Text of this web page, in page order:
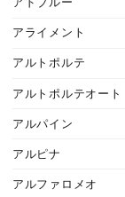
アドブルー
アライメント
アルトポルテ
アルトポルテオート
アルパイン
アルピナ
アルファロメオ